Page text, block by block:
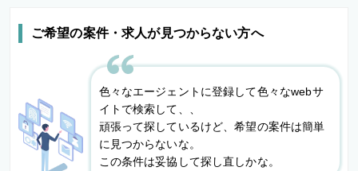
ご希望の案件・求人が見つからない方へ
色々なエージェントに登録して色々なwebサ
イトで検索して、、
頑張って探しているけど、希望の案件は簡単
に見つからないな。
この条件は妥協して探し直しかな。